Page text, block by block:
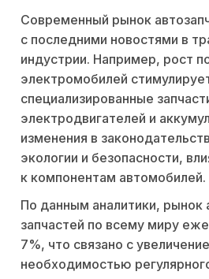
Современный рынок
с последними новостями в
индустрии. Например, рост
электромобилей
специализированные
электродвигателей и
изменения в
экологии и безопасности,
к компонентам автомобилей.
По данным аналитики, рынок
запчастей по всему миру
7%, что связано с
необходимостью